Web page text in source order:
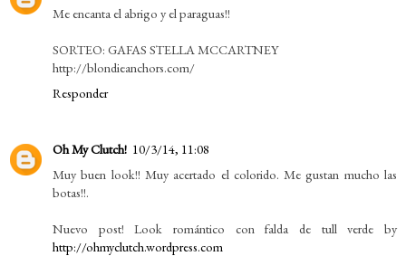
Me encanta el abrigo y el paraguas!!
SORTEO: GAFAS STELLA MCCARTNEY
http://blondieanchors.com/
Responder
Oh My Clutch! 10/3/14, 11:08
Muy buen look!! Muy acertado el colorido. Me gustan mucho las
botas!!.
Nuevo post! Look romántico con falda de tull verde by
http://ohmyclutch.wordpress.com